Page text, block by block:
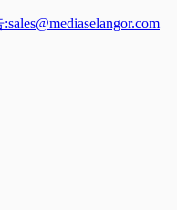
:sales@mediaselangor.com